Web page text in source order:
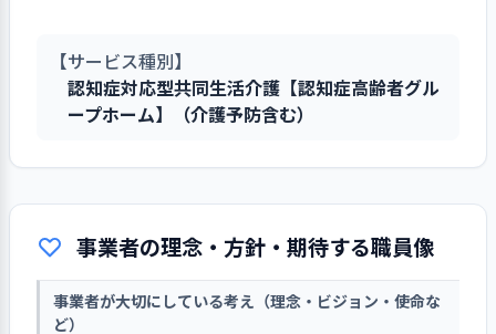
【サービス種別】
認知症対応型共同生活介護【認知症高齢者グル
ープホーム】（介護予防含む）
事業者の理念・方針・期待する職員像
事業者が大切にしている考え（理念・ビジョン・使命な
ど）